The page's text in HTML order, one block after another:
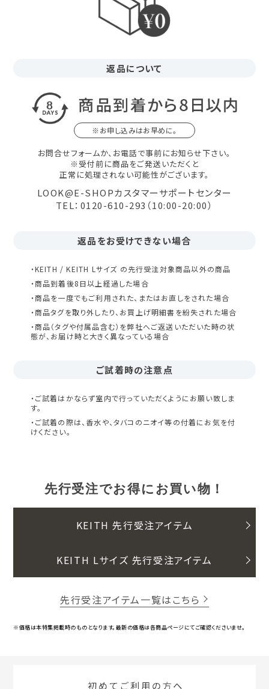
返品について
※お申し込みはお早めに。
お問合せフォームか、お電話で事前にお知らせ下さい。
※受付前に商品をご発送いただくと
正常に処理されない可能性がございます。
LOOK@E-SHOPカスタマーサポートセンター
TEL：0120-610-293（10:00-20:00）
返品をお受けできない場合
・KEITH / KEITH Lサイズ の先行受注対象商品以外の商品
・商品到着後8日以上経過した場合
・商品を一度でもご利用された、またはお直しをされた場合
・商品タグを取り外したり、お買上げ明細書を紛失された場合
・商品（タグや付属品含む）を弊社へご返送いただいた時の状
態が、お届け時と大きく異なっている場合
ご試着時の注意点
・ご試着はかならず室内で行っていただくようにお願い致しま
す。
・ご試着の際は、香水や、タバコのニオイ等の付着にお気を付
けください。
先行受注でお得にお買い物！
KEITH 先行受注アイテム
KEITH Lサイズ 先行受注アイテム
先行受注アイテム一覧はこちら
※価格は本特集掲載時のものとなります。最新の価格は各商品ページにてご確認くださいませ。